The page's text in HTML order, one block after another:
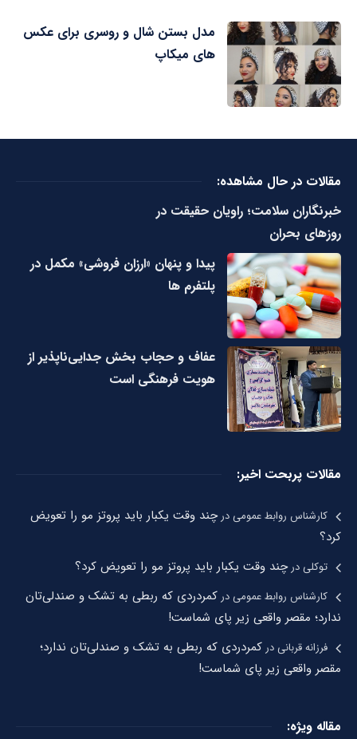
مدل بستن شال و روسری برای عکس
های میکاپ
مقالات در حال مشاهده:
خبرنگاران سلامت؛ راویان حقیقت در
روزهای بحران
پیدا و پنهان «ارزان فروشی» مکمل در
پلتفرم ها
عفاف و حجاب بخش جدایی‌ناپذیر از
هویت فرهنگی است
مقالات پربحت اخیر:
کارشناس روابط عمومیدرچند وقت یکبار باید پروتز مو را تعویض
کرد؟
توکلیدرچند وقت یکبار باید پروتز مو را تعویض کرد؟
کارشناس روابط عمومیدر کمردردی که ربطی به تشک و صندلی‌تان
ندارد؛ مقصر واقعی زیر پای شماست!
فرزانه قربانیدر کمردردی که ربطی به تشک و صندلی‌تان ندارد؛
مقصر واقعی زیر پای شماست!
مقاله ویژه: